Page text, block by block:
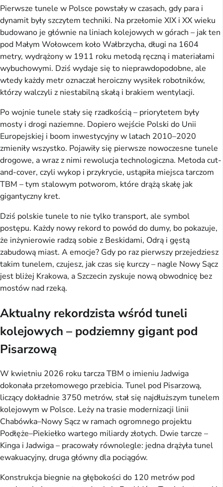
Pierwsze tunele w Polsce powstały w czasach, gdy para i
dynamit były szczytem techniki. Na przełomie XIX i XX wieku
budowano je głównie na liniach kolejowych w górach – jak ten
pod Małym Wołowcem koło Wałbrzycha, długi na 1604
metry, wydrążony w 1911 roku metodą ręczną i materiałami
wybuchowymi. Dziś wydaje się to nieprawdopodobne, ale
wtedy każdy metr oznaczał heroiczny wysiłek robotników,
którzy walczyli z niestabilną skałą i brakiem wentylacji.
Po wojnie tunele stały się rzadkością – priorytetem były
mosty i drogi naziemne. Dopiero wejście Polski do Unii
Europejskiej i boom inwestycyjny w latach 2010–2020
zmieniły wszystko. Pojawiły się pierwsze nowoczesne tunele
drogowe, a wraz z nimi rewolucja technologiczna. Metoda cut-
and-cover, czyli wykop i przykrycie, ustąpiła miejsca tarczom
TBM – tym stalowym potworom, które drążą skałę jak
gigantyczny kret.
Dziś polskie tunele to nie tylko transport, ale symbol
postępu. Każdy nowy rekord to powód do dumy, bo pokazuje,
że inżynierowie radzą sobie z Beskidami, Odrą i gęstą
zabudową miast. A emocje? Gdy po raz pierwszy przejedziesz
takim tunelem, czujesz, jak czas się kurczy – nagle Nowy Sącz
jest bliżej Krakowa, a Szczecin zyskuje nową obwodnicę bez
mostów nad rzeką.
Aktualny rekordzista wśród tuneli
kolejowych – podziemny gigant pod
Pisarzową
W kwietniu 2026 roku tarcza TBM o imieniu Jadwiga
dokonała przełomowego przebicia. Tunel pod Pisarzową,
liczący dokładnie 3750 metrów, stał się najdłuższym tunelem
kolejowym w Polsce. Leży na trasie modernizacji linii
Chabówka–Nowy Sącz w ramach ogromnego projektu
Podłęże–Piekiełko wartego miliardy złotych. Dwie tarcze –
Kinga i Jadwiga – pracowały równolegle: jedna drążyła tunel
ewakuacyjny, druga główny dla pociągów.
Konstrukcja biegnie na głębokości do 120 metrów pod